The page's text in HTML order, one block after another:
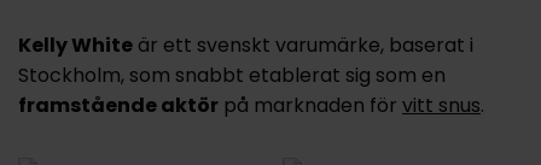
Kelly White är ett svenskt varumärke, baserat i
Stockholm, som snabbt etablerat sig som en
framstående aktör på marknaden för vitt snus.